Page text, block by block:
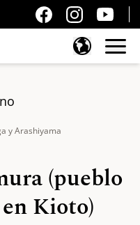
y Arashiyama
(pueblo
Kioto)